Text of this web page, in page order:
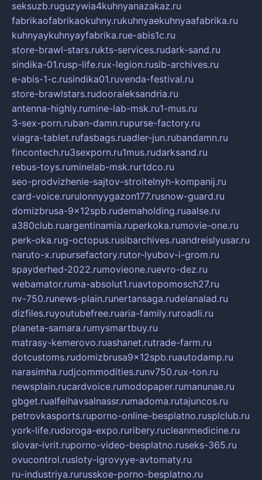
seksuzb.ruguzywia4kuhnyanazakaz.ru
fabrikaofabrikaokuhny.rukuhnyaekuhnyaafabrika.ru
kuhnyaykuhnyayfabrika.rue-abis1c.ru
store-brawl-stars.rukts-services.rudark-sand.ru
sindika-01.rusp-life.rux-legion.rusib-archives.ru
e-abis-1-c.rusindika01.ruvenda-festival.ru
store-brawlstars.rudooraleksandria.ru
antenna-highly.rumine-lab-msk.ru1-mus.ru
3-sex-porn.ruban-damn.rupurse-factory.ru
viagra-tablet.rufasbags.ruadler-jun.rubandamn.ru
fincontech.ru3sexporn.ru1mus.rudarksand.ru
rebus-toys.ruminelab-msk.rurtdco.ru
seo-prodvizhenie-sajtov-stroitelnyh-kompanij.ru
card-voice.rurulonnyygazon177.rusnow-guard.ru
domizbrusa-9x12spb.rudemaholding.ruaalse.ru
a380club.ruargentinamia.ruperkoka.rumovie-one.ru
perk-oka.rug-octopus.rusibarchives.ruandreislyusar.ru
naruto-x.rupursefactory.rutor-lyubov-i-grom.ru
spayderhed-2022.rumovieone.ruevro-dez.ru
webamator.ruma-absolut1.ruavtopomosch27.ru
nv-750.runews-plain.runertansaga.rudelanalad.ru
dizfiles.ruyoutubefree.ruaria-family.ruroadli.ru
planeta-samara.rumysmartbuy.ru
matrasy-kemerovo.ruashanet.rutrade-farm.ru
dotcustoms.rudomizbrusa9x12spb.ruautodamp.ru
narasimha.rudjcommodities.runv750.rux-ton.ru
newsplain.rucardvoice.rumodopaper.rumanunae.ru
gbget.rualfeihavsalnassr.rumadoma.rutajuncos.ru
petrovkasports.ruporno-online-besplatno.rusplclub.ru
york-life.rudoroga-expo.ruribery.rucleanmedicine.ru
slovar-ivrit.ruporno-video-besplatno.ruseks-365.ru
ovucontrol.rusloty-igrovyye-avtomaty.ru
ru-industriya.rurusskoe-porno-besplatno.ru